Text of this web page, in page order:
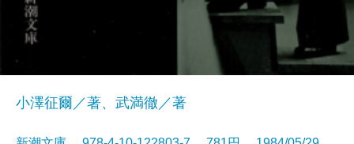
小澤征爾／著、武満徹／著